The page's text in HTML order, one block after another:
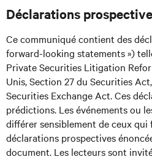
Déclarations
Ce communiqué contient des
forward-looking statements »)
Private Securities Litigation
Unis, Section 27 du Securities
Securities Exchange Act. Ces
prédictions. Les événements ou
différer sensiblement de ceux qui
déclarations prospectives
document. Les lecteurs sont